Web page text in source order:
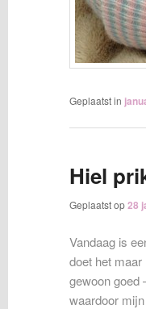
Geplaatst in
Hiel
Geplaatst op28
Vandaag is
doet het
gewoon goed
waardoor